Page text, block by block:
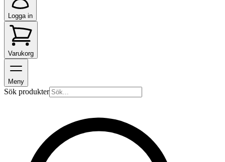
Logga in
Varukorg
Meny
Sök produkter